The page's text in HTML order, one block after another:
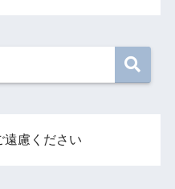
慮ください